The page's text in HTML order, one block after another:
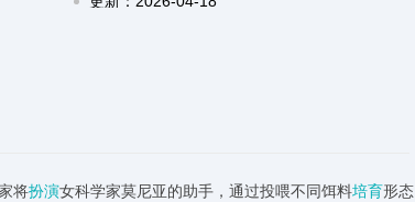
将扮演女科学家莫尼亚的助手，通过投喂不同饵料培育形态